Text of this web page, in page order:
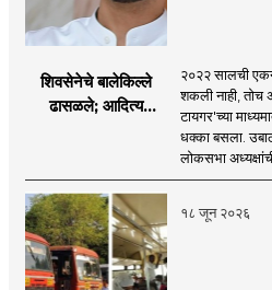
शिवसेनेचे बालेकिल्ले
ढासळले; आदित्य
नेमका कुठे चुकला?
२०२२ सालची
शकली नाही, तोच
टायगर'च्या
धक्का बसला.
लोकसभा
१८ जून २०२६